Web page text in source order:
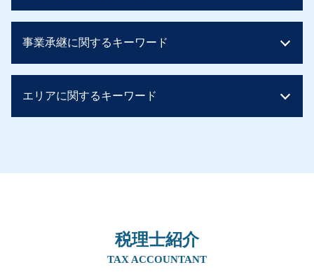
相続税 税率 土地
相続税 基礎控除 兄弟
相続税 基礎控除 額
相続税 時効
相続税 計算ガイド
相続税 非課税財産
住宅資金贈与 相続税
相続時精算課税制度 手続き
贈与税 ばれる
贈与税 住宅 夫婦
住宅資金贈与 父母 それぞれ
相続時精算課税制度 相続税申告
事業承継に関するキーワード
事業承継 親子
事業承継税制
自営業 後継者 募集
エリアに関するキーワード
相続 北摂エリア
税理士紹介
TAX ACCOUNTANT